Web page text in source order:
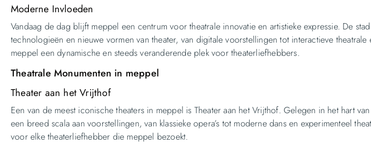
Moderne Invloeden
Vandaag de dag blijft meppel een centrum voor theatrale innovatie en artistieke expressie. De
technologieën en nieuwe vormen van theater, van digitale voorstellingen tot interactieve theatrale
meppel een dynamische en steeds veranderende plek voor theaterliefhebbers.
Theatrale Monumenten in meppel
Theater aan het Vrijthof
Een van de meest iconische theaters in meppel is Theater aan het Vrijthof. Gelegen in het hart
een breed scala aan voorstellingen, van klassieke opera’s tot moderne dans en experimenteel
voor elke theaterliefhebber die meppel bezoekt.